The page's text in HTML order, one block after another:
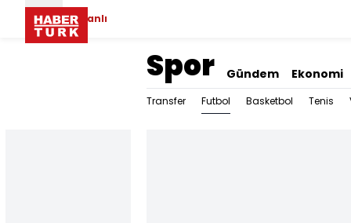
Canlı
Spor Gündem Ekonomi
Transfer Futbol Basketbol Tenis